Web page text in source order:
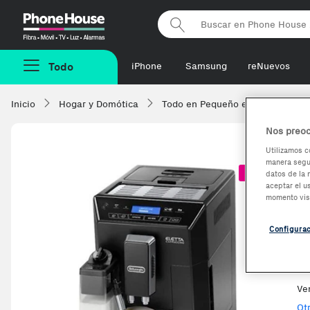
Phonehouse
Todo iPhone Samsung reNuevos
Inicio Hogar y Domótica Todo en Pequeño
-45,04€
Nos
Utilizamos
manera
datos de la
aceptar el
momento